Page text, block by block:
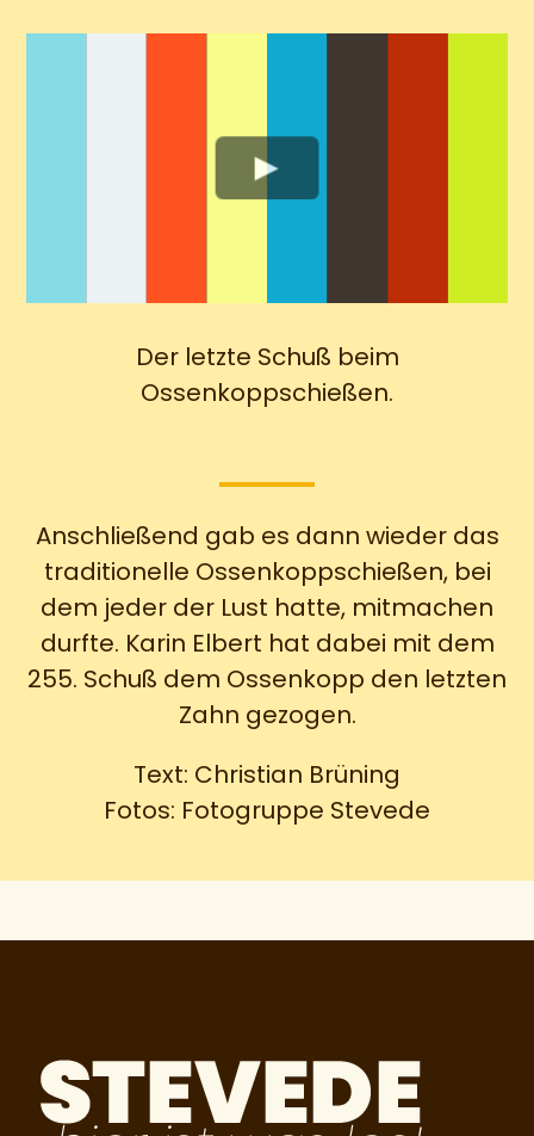
Der letzte Schuß beim
Ossenkoppschießen.
Anschließend gab es dann wieder das
traditionelle Ossenkoppschießen, bei
dem jeder der Lust hatte, mitmachen
durfte. Karin Elbert hat dabei mit dem
255. Schuß dem Ossenkopp den letzten
Zahn gezogen.
Text: Christian Brüning
Fotos: Fotogruppe Stevede